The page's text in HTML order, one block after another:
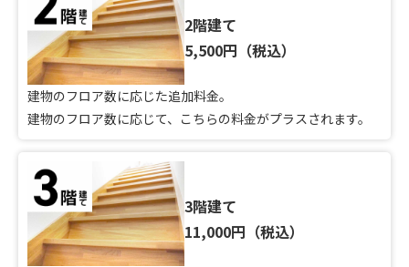
2階建て
5,500円（税込）
建物のフロア数に応じた追加料金。
建物のフロア数に応じて、こちらの料金がプラスされます。
3階建て
11,000円（税込）